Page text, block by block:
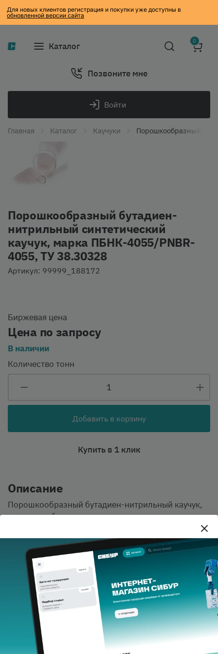
Для новых клиентов регистрация и покупки уже доступны в
обновленной версии сайта
Каталог 0
Позвоните мне
Войти
Главная Каталог Каучуки Порошкообразный
Порошкообразный бутадиен-
нитрильный синтетический
каучук, марка ПБНК-4055/PNBR-
4055, ТУ 38.30328
Артикул: 99999_188172
Биржевая цена
Цена по запросу
В наличии
Количество тонн
Добавить в корзину
Купить в 1 клик
Описание
Порошкообразный бутадиен-нитрильный каучук,
получаемый путем измельчения на специальном
бутадиен-нитрильных каучуков. В качестве
антиагломератора применяется поливинилхлорид
(ПВХ).
Компания СИБУР поставляет каучук в
гофроконтейнере по 300 кг.
Документация